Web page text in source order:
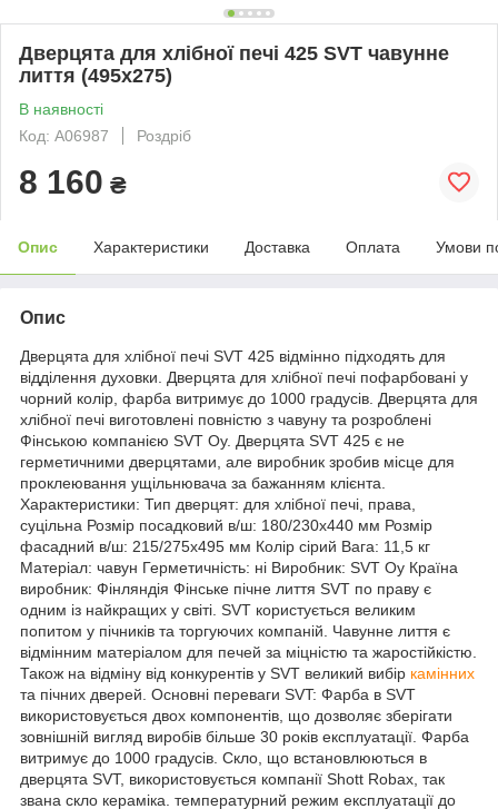
Дверцята для хлібної печі 425 SVT чавунне
лиття (495x275)
В наявності
Код: А06987
Роздріб
8 160 ₴
Опис Характеристики Доставка Оплата Умови
Опис
Дверцята для хлібної печі SVT 425 відмінно підходять для
відділення духовки. Дверцята для хлібної печі пофарбовані у
чорний колір, фарба витримує до 1000 градусів. Дверцята для
хлібної печі виготовлені повністю з чавуну та розроблені
Фінською компанією SVT Oy. Дверцята SVT 425 є не
герметичними дверцятами, але виробник зробив місце для
проклеювання ущільнювача за бажанням клієнта.
Характеристики: Тип дверцят: для хлібної печі, права,
суцільна Розмір посадковий в/ш: 180/230х440 мм Розмір
фасадний в/ш: 215/275х495 мм Колір сірий Вага: 11,5 кг
Матеріал: чавун Герметичність: ні Виробник: SVT Oy Країна
виробник: Фінляндія Фінське пічне лиття SVT по праву є
одним із найкращих у світі. SVT користується великим
попитом у пічників та торгуючих компаній. Чавунне лиття є
відмінним матеріалом для печей за міцністю та жаростійкістю.
Також на відміну від конкурентів у SVT великий вибір камінних
та пічних дверей. Основні переваги SVT: Фарба в SVT
використовується двох компонентів, що дозволяє зберігати
зовнішній вигляд виробів більше 30 років експлуатації. Фарба
витримує до 1000 градусів. Скло, що встановлюються в
дверцята SVT, використовується компанії Shott Robax, так
звана скло кераміка. температурний режим експлуатації до